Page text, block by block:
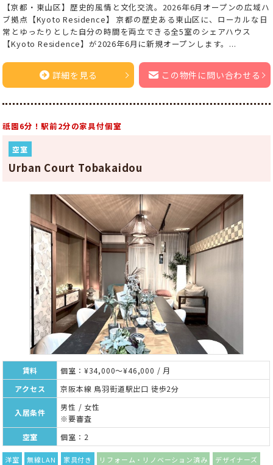
【京都・東山区】歴史的風情と文化交流。2026年6月オープンの広域ハ
ブ拠点【Kyoto Residence】 京都の歴史ある東山区に、ローカルな日
常とゆったりとした自分の時間を両立できる全5室のシェアハウス
【Kyoto Residence】が2026年6月に新規オープンします。...
詳細を見る この物件に問い合わせる
祇園6分！駅前2分の家具付個室
空室
Urban Court Tobakaidou
賃料
個室：¥34,000～¥46,000 / 月
アクセス
京阪本線 鳥羽街道駅出口 徒歩2分
入居条件
男性 / 女性
※要審査
空室
個室：2
洋室 無線LAN 家具付き リフォーム・リノベーション済み
デザイナーズ